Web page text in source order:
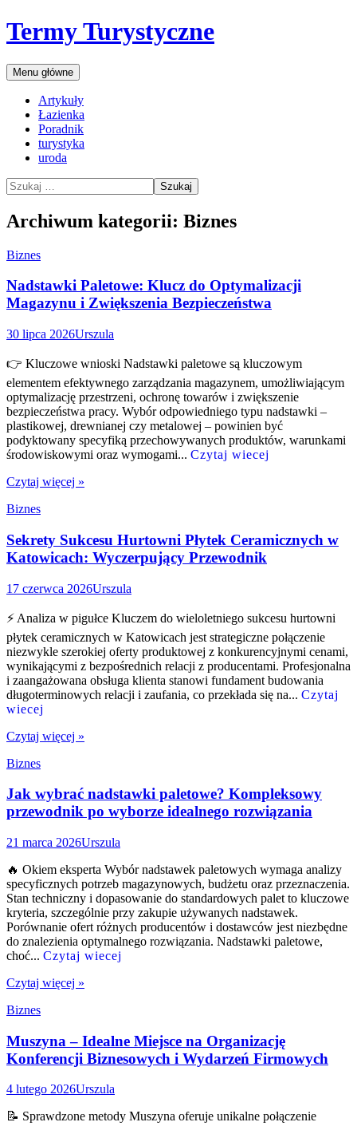
Przejdź
do
Termy Turystyczne
Szukaj
Menu główne
Artykuły
Łazienka
Poradnik
turystyka
uroda
Szukaj:
Archiwum kategorii: Biznes
Biznes
Nadstawki Paletowe: Klucz do Optymalizacji
Magazynu i Zwiększenia Bezpieczeństwa
30 lipca 2026Urszula
👉 Kluczowe wnioski Nadstawki paletowe są kluczowym
elementem efektywnego zarządzania magazynem, umożliwiającym
optymalizację przestrzeni, ochronę towarów i zwiększenie
bezpieczeństwa pracy. Wybór odpowiedniego typu nadstawki –
plastikowej, drewnianej czy metalowej – powinien być
podyktowany specyfiką przechowywanych produktów, warunkami
środowiskowymi oraz wymogami... Czytaj wiecej
Czytaj więcej »
Biznes
Sekrety Sukcesu Hurtowni Płytek Ceramicznych w
Katowicach: Wyczerpujący Przewodnik
17 czerwca 2026Urszula
⚡ Analiza w pigułce Kluczem do wieloletniego sukcesu hurtowni
płytek ceramicznych w Katowicach jest strategiczne połączenie
niezwykle szerokiej oferty produktowej z konkurencyjnymi cenami,
wynikającymi z bezpośrednich relacji z producentami. Profesjonalna
i zaangażowana obsługa klienta stanowi fundament budowania
długoterminowych relacji i zaufania, co przekłada się na... Czytaj
wiecej
Czytaj więcej »
Biznes
Jak wybrać nadstawki paletowe? Kompleksowy
przewodnik po wyborze idealnego rozwiązania
21 marca 2026Urszula
🔥 Okiem eksperta Wybór nadstawek paletowych wymaga analizy
specyficznych potrzeb magazynowych, budżetu oraz przeznaczenia.
Stan techniczny i dopasowanie do standardowych palet to kluczowe
kryteria, szczególnie przy zakupie używanych nadstawek.
Porównanie ofert różnych producentów i dostawców jest niezbędne
do znalezienia optymalnego rozwiązania. Nadstawki paletowe,
choć... Czytaj wiecej
Czytaj więcej »
Biznes
Muszyna – Idealne Miejsce na Organizację
Konferencji Biznesowych i Wydarzeń Firmowych
4 lutego 2026Urszula
📝 Sprawdzone metody Muszyna oferuje unikalne połączenie